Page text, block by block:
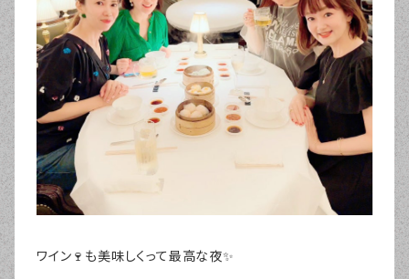
ワイン🍷も美味しくって最高な夜✨